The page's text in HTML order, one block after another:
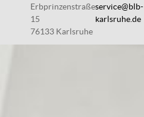
Erbprinzenstraße
15
76133 Karlsruhe
service@blb-
karlsruhe.de